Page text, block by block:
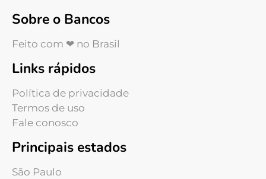
Sobre o Bancos
Feito com ❤ no Brasil
Links rápidos
Política de privacidade
Termos de uso
Fale conosco
Principais estados
São Paulo